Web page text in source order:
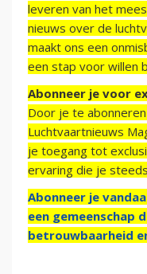
leveren van het
nieuws over de
maakt ons een
een stap voor willen
Abonneer je voor
Door je te
Luchtvaartnieuws
je toegang tot
ervaring die je
Abonneer je
een gemeenschap
betrouwbaarheid